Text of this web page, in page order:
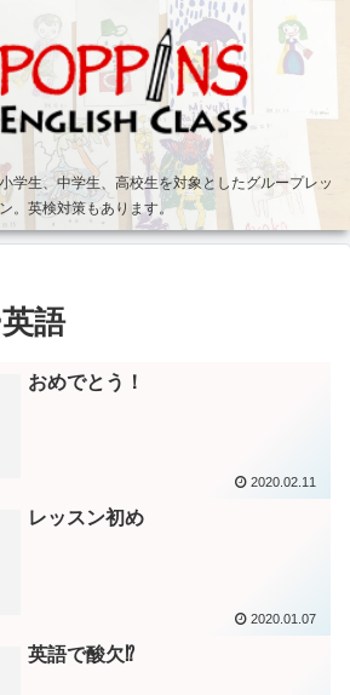
学生、中学生、高校生を対象としたグループレッ
。英検対策もあります。
語
おめでとう！
2020.02.11
レッスン初め
2020.01.07
英語で酸欠⁉️